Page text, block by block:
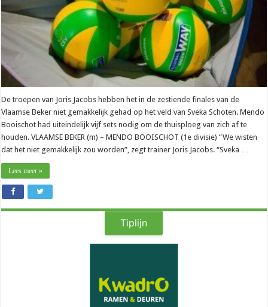
De troepen van Joris Jacobs hebben het in de zestiende finales van de
Vlaamse Beker niet gemakkelijk gehad op het veld van Sveka Schoten. Mendo
Booischot had uiteindelijk vijf sets nodig om de thuisploeg van zich af te
houden. VLAAMSE BEKER (m) – MENDO BOOISCHOT (1e divisie) “We wisten
dat het niet gemakkelijk zou worden”, zegt trainer Joris Jacobs. “Sveka …
Lees meer »
Tiplijn